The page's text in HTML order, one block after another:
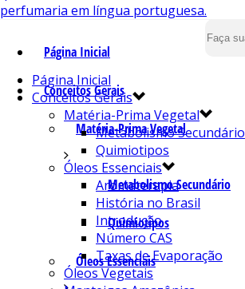
Página Inicial
Conceitos Gerais
Matéria-Prima Vegetal
Metabolismo Secundário
Quimiotipos
Óleos Essenciais
Página Inicial
Conceitos Gerais
Matéria-Prima Vegetal
Metabolismo Secundário
Quimiotipos
Óleos Essenciais
Aromaterapia
História no Brasil
Introdução
Número CAS
Taxas de Evaporação
Óleos Vegetais